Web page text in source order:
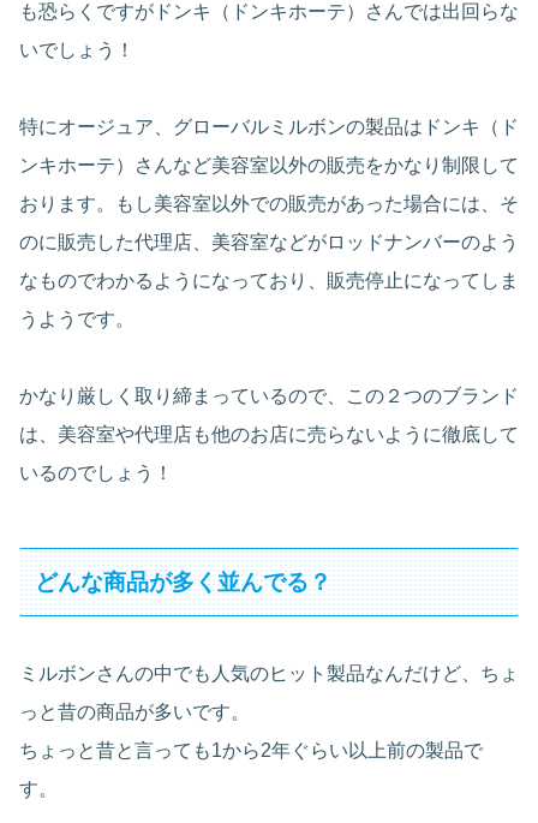
も恐らくですがドンキ（ドンキホーテ）さんでは出回らな
いでしょう！
特にオージュア、グローバルミルボンの製品はドンキ（ド
ンキホーテ）さんなど美容室以外の販売をかなり制限して
おります。もし美容室以外での販売があった場合には、そ
のに販売した代理店、美容室などがロッドナンバーのよう
なものでわかるようになっており、販売停止になってしま
うようです。
かなり厳しく取り締まっているので、この２つのブランド
は、美容室や代理店も他のお店に売らないように徹底して
いるのでしょう！
どんな商品が多く並んでる？
ミルボンさんの中でも人気のヒット製品なんだけど、ちょ
っと昔の商品が多いです。
ちょっと昔と言っても1から2年ぐらい以上前の製品で
す。